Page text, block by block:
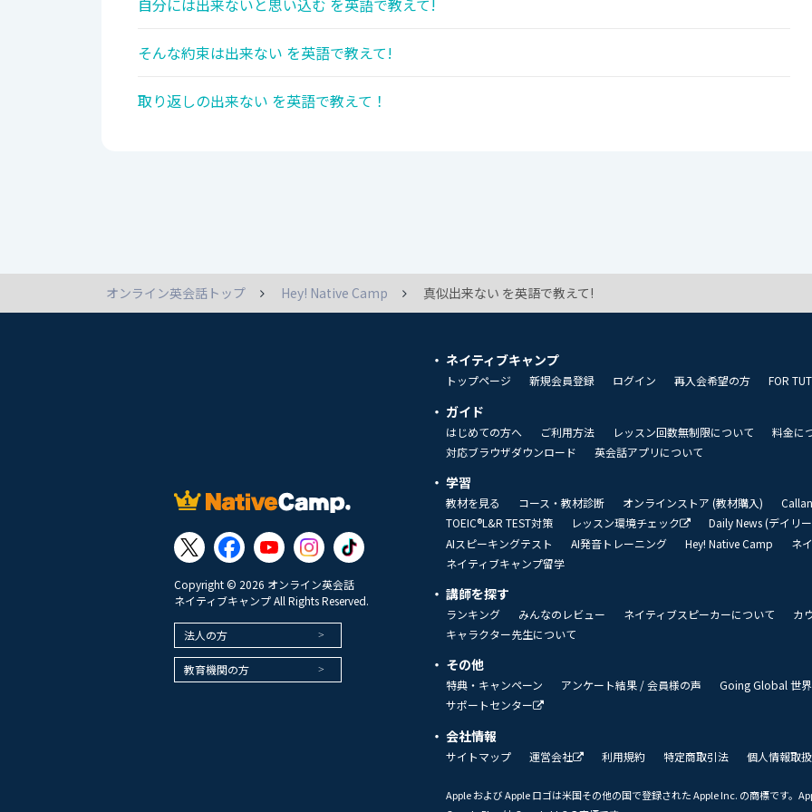
自分には出来ないと思い込む を英語で教えて!
そんな約束は出来ない を英語で教えて!
取り返しの出来ない を英語で教えて！
オンライン英会話トップ Hey! Native Camp 真似出来ない を英語で教えて!
Copyright © 2026 オンライン英会話
ネイティブキャンプ All Rights Reserved.
法人の方
教育機関の方
ネイティブキャンプ
トップページ 新規会員登録 ログイン 再入会希望の方 FOR
ガイド
はじめての方へ ご利用方法 レッスン回数無制限について
料金に
対応ブラウザダウンロード
英会話アプリについて
学習
教材を見る コース・教材診断 オンラインストア (教材購入)
TOEIC®L&R TEST対策
レッスン環境チェック
Daily News (デイリ
AIスピーキングテスト
AI発音トレーニング Hey! Native Camp
ネ
ネイティブキャンプ留学
講師を探す
ランキング みんなのレビュー ネイティブスピーカーについて
カ
キャラクター先生について
その他
特典・キャンペーン アンケート結果 / 会員様の声
Going Global 世
サポートセンター
会社情報
サイトマップ 運営会社 利用規約 特定商取引法 個人情報取
Apple および Apple ロゴは米国その他の国で登録された Apple Inc. の商標です。